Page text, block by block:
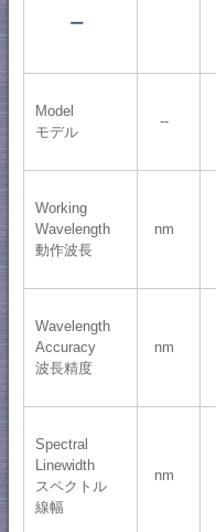
ー
Model
モデル
--
Working
Wavelength
動作波長
nm
Wavelength
Accuracy
波長精度
nm
Spectral
Linewidth
スペクトル
線幅
nm